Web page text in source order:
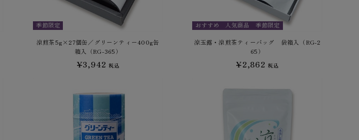
季節限定
涼煎茶5g×27個缶／グリーンティー400g缶
箱入（RG-365）
¥3,942税込
おすすめ 人気商品 季節限定
涼玉露・涼煎茶ティーバッグ 袋箱入（RG-2
65）
¥2,862税込